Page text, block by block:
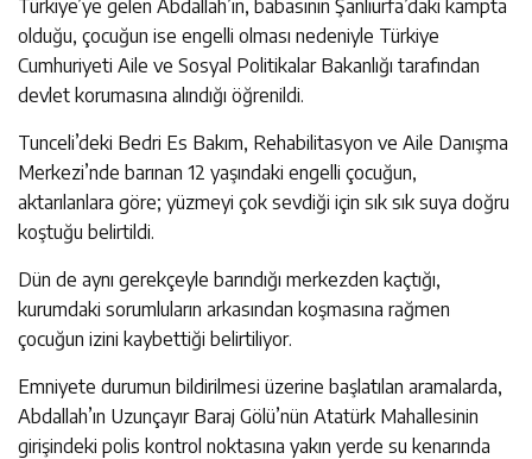
Türkiye’ye gelen Abdallah’ın, babasının Şanlıurfa’daki kampta
olduğu, çocuğun ise engelli olması nedeniyle Türkiye
Cumhuriyeti Aile ve Sosyal Politikalar Bakanlığı tarafından
devlet korumasına alındığı öğrenildi.
Tunceli’deki Bedri Es Bakım, Rehabilitasyon ve Aile Danışma
Merkezi’nde barınan 12 yaşındaki engelli çocuğun,
aktarılanlara göre; yüzmeyi çok sevdiği için sık sık suya doğru
koştuğu belirtildi.
Dün de aynı gerekçeyle barındığı merkezden kaçtığı,
kurumdaki sorumluların arkasından koşmasına rağmen
çocuğun izini kaybettiği belirtiliyor.
Emniyete durumun bildirilmesi üzerine başlatılan aramalarda,
Abdallah’ın Uzunçayır Baraj Gölü’nün Atatürk Mahallesinin
girişindeki polis kontrol noktasına yakın yerde su kenarında